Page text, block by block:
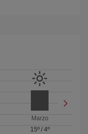
Marzo
15º/ 4º